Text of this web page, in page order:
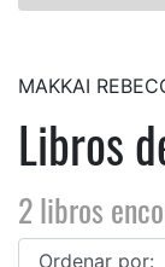
MAKKAI
Libros
2 libros